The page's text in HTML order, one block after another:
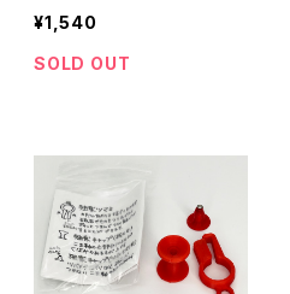
ョイント（テスト販売）
¥1,540
SOLD OUT